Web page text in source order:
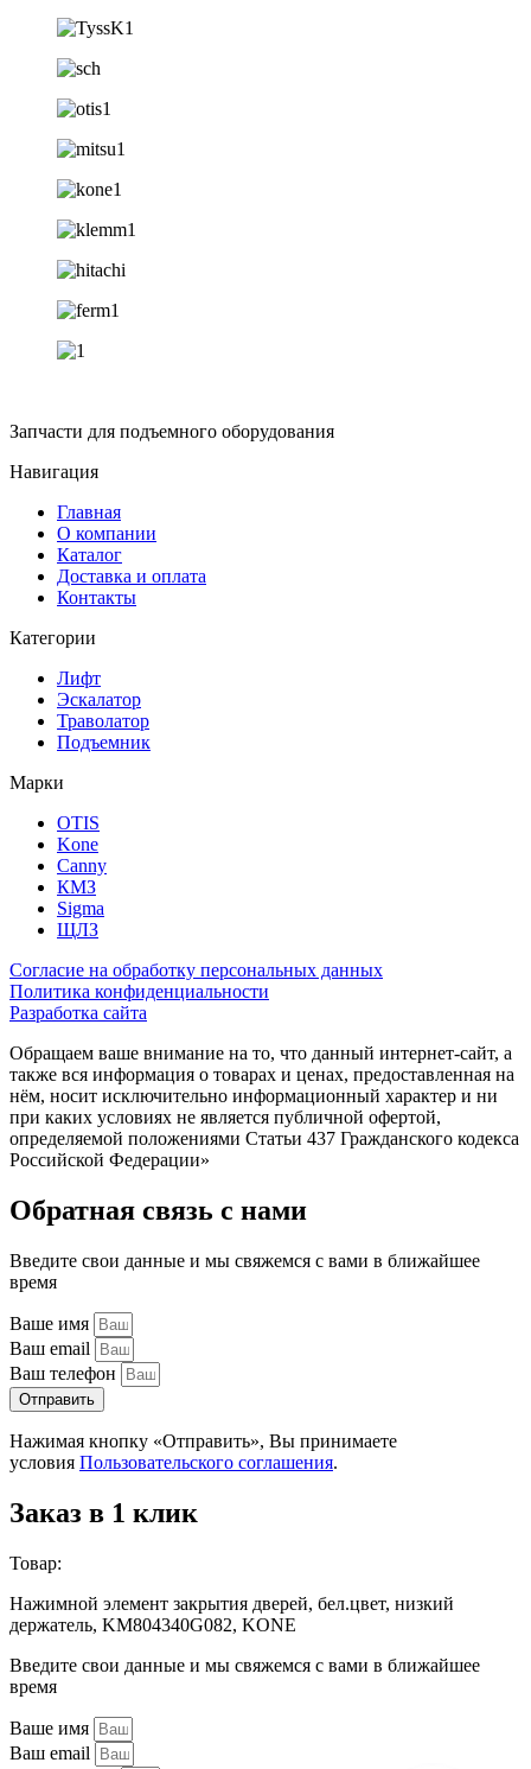
Запчасти для подъемного оборудования
Навигация
Главная
О компании
Каталог
Доставка и оплата
Контакты
Категории
Лифт
Эскалатор
Траволатор
Подъемник
Марки
OTIS
Kone
Canny
КМЗ
Sigma
ЩЛЗ
Согласие на обработку персональных данных
Политика конфиденциальности
Разработка сайта
Обращаем ваше внимание на то, что данный интернет-сайт, а
также вся информация о товарах и ценах, предоставленная на
нём, носит исключительно информационный характер и ни
при каких условиях не является публичной офертой,
определяемой положениями Статьи 437 Гражданского кодекса
Российской Федерации»
Обратная связь с нами
Введите свои данные и мы свяжемся с вами в ближайшее
время
Ваше имя
Ваш email
Ваш телефон
Отправить
Нажимая кнопку «Отправить», Вы принимаете
условия Пользовательского соглашения.
Заказ в 1 клик
Товар:
Нажимной элемент закрытия дверей, бел.цвет, низкий
держатель, KM804340G082, KONE
Введите свои данные и мы свяжемся с вами в ближайшее
время
Ваше имя
Ваш email